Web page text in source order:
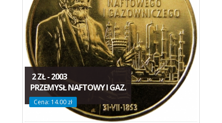
2 ZŁ - 2003
PRZEMYSŁ NAFTOWY I GAZ.
Cena: 14.00 zł